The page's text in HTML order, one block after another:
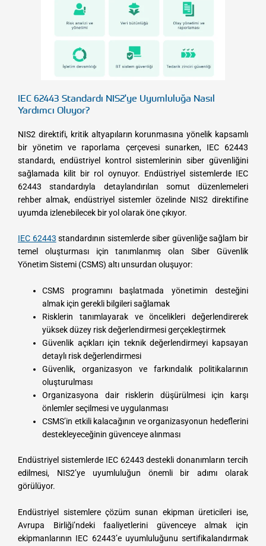
IEC 62443 Standardı NIS2'ye Uyumluluğa Nasıl
Yardımcı Oluyor?
NIS2 direktifi, kritik altyapıların korunmasına yönelik kapsamlı
bir yönetim ve raporlama çerçevesi sunarken, IEC 62443
standardı, endüstriyel kontrol sistemlerinin siber güvenliğini
sağlamada kilit bir rol oynuyor. Endüstriyel sistemlerde IEC
62443 standardıyla detaylandırılan somut düzenlemeleri
rehber almak, endüstriyel sistemler özelinde NIS2 direktifine
uyumda izlenebilecek bir yol olarak öne çıkıyor.
IEC 62443 standardının sistemlerde siber güvenliğe sağlam bir
temel oluşturması için tanımlanmış olan Siber Güvenlik
Yönetim Sistemi (CSMS) altı unsurdan oluşuyor:
CSMS programını başlatmada yönetimin desteğini
almak için gerekli bilgileri sağlamak
Risklerin tanımlayarak ve öncelikleri değerlendirerek
yüksek düzey risk değerlendirmesi gerçekleştirmek
Güvenlik açıkları için teknik değerlendirmeyi kapsayan
detaylı risk değerlendirmesi
Güvenlik, organizasyon ve farkındalık politikalarının
oluşturulması
Organizasyona dair risklerin düşürülmesi için karşı
önlemler seçilmesi ve uygulanması
CSMS’in etkili kalacağının ve organizasyonun hedeflerini
destekleyeceğinin güvenceye alınması
Endüstriyel sistemlerde IEC 62443 destekli donanımların tercih
edilmesi, NIS2’ye uyumluluğun önemli bir adımı olarak
görülüyor.
Endüstriyel sistemlere çözüm sunan ekipman üreticileri ise,
Avrupa Birliği’ndeki faaliyetlerini güvenceye almak için
ekipmanlarının IEC 62443’e uyumluluğunu sertifikalandırmak